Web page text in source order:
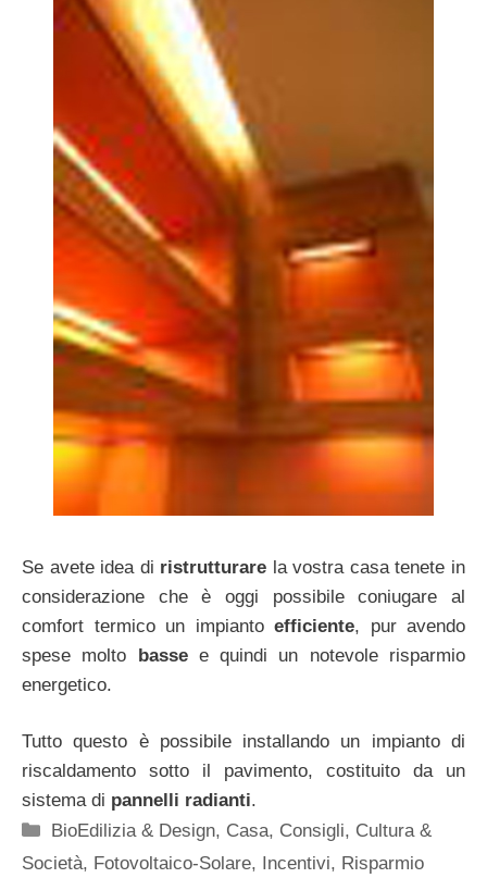
Se avete idea di ristrutturare la vostra casa tenete in
considerazione che è oggi possibile coniugare al
comfort termico un impianto efficiente, pur avendo
spese molto bassee quindi un notevole risparmio
energetico.
Tutto questo è possibile installando un impianto di
riscaldamento sotto il pavimento, costituito da un
sistema di pannelli radianti.
Categorie
BioEdilizia & Design, Casa, Consigli, Cultura &
Società, Fotovoltaico-Solare, Incentivi, Risparmio